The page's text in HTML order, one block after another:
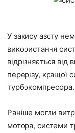
У закису азоту
використання
відрізняється
перерізу, кращої
турбокомпресора.
Раніше могли
мотора, системи